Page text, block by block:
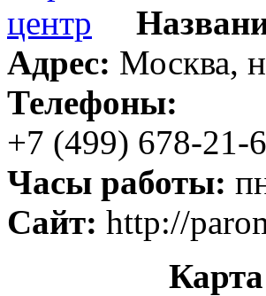
Адрес: Москва,
Телефоны:
+7 (499) 678-21-
Часы работы:
Сайт: http://